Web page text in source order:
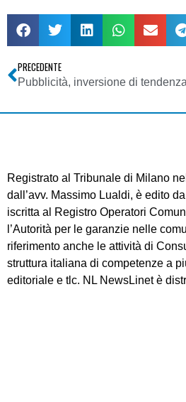
PRECEDENTE
Registrato al Tribunale di Milano
dall’avv. Massimo Lualdi, è edito
iscritta al Registro Operatori
l’Autorità per le garanzie nelle
riferimento anche le attività di
struttura italiana di competenze a
editoriale e tlc. NL NewsLinet è